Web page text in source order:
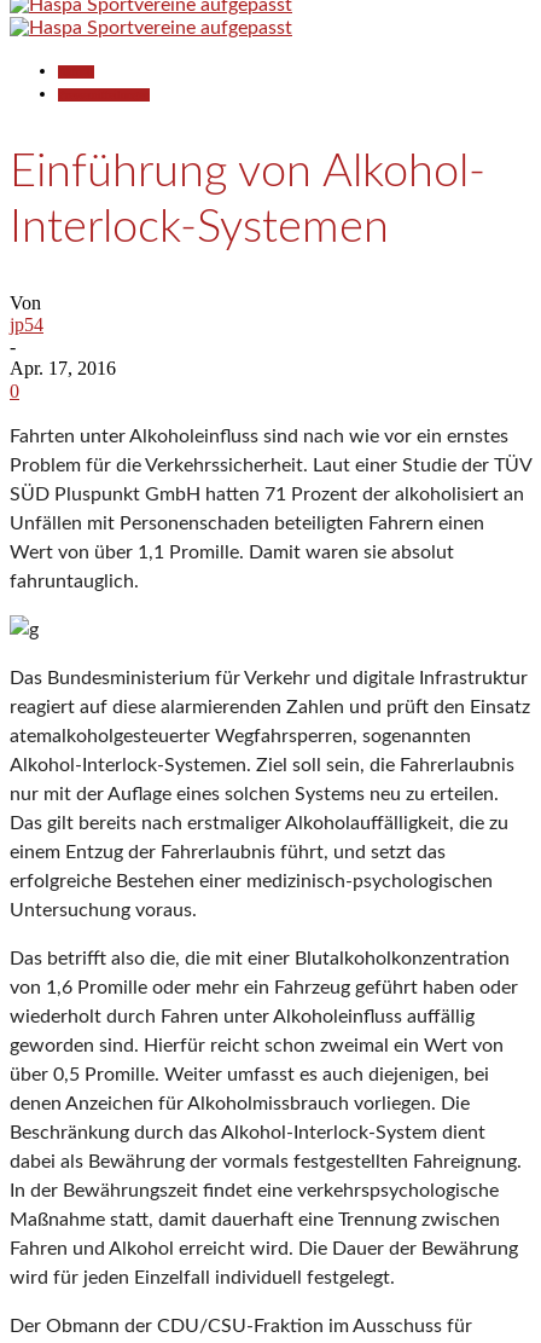
Einführung von Alkohol-
Interlock-Systemen
Von
jp54
-
Apr. 17, 2016
0
Fahrten unter Alkoholeinfluss sind nach wie vor ein ernstes
Problem für die Verkehrssicherheit. Laut einer Studie der TÜV
SÜD Pluspunkt GmbH hatten 71 Prozent der alkoholisiert an
Unfällen mit Personenschaden beteiligten Fahrern einen
Wert von über 1,1 Promille. Damit waren sie absolut
fahruntauglich.
Das Bundesministerium für Verkehr und digitale Infrastruktur
reagiert auf diese alarmierenden Zahlen und prüft den Einsatz
atemalkoholgesteuerter Wegfahrsperren, sogenannten
Alkohol-Interlock-Systemen. Ziel soll sein, die Fahrerlaubnis
nur mit der Auflage eines solchen Systems neu zu erteilen.
Das gilt bereits nach erstmaliger Alkoholauffälligkeit, die zu
einem Entzug der Fahrerlaubnis führt, und setzt das
erfolgreiche Bestehen einer medizinisch-psychologischen
Untersuchung voraus.
Das betrifft also die, die mit einer Blutalkoholkonzentration
von 1,6 Promille oder mehr ein Fahrzeug geführt haben oder
wiederholt durch Fahren unter Alkoholeinfluss auffällig
geworden sind. Hierfür reicht schon zweimal ein Wert von
über 0,5 Promille. Weiter umfasst es auch diejenigen, bei
denen Anzeichen für Alkoholmissbrauch vorliegen. Die
Beschränkung durch das Alkohol-Interlock-System dient
dabei als Bewährung der vormals festgestellten Fahreignung.
In der Bewährungszeit findet eine verkehrspsychologische
Maßnahme statt, damit dauerhaft eine Trennung zwischen
Fahren und Alkohol erreicht wird. Die Dauer der Bewährung
wird für jeden Einzelfall individuell festgelegt.
Der Obmann der CDU/CSU-Fraktion im Ausschuss für